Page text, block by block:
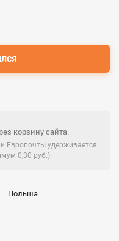
корзину сайта.
Европочты удерживается
0,30 руб.).
Польша